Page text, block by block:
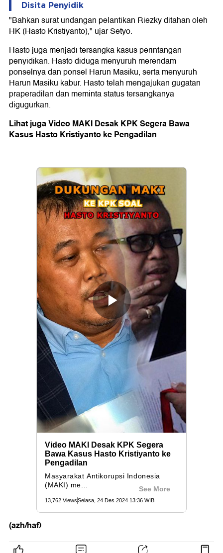
Disita Penyidik
"Bahkan surat undangan pelantikan Riezky ditahan oleh
HK (Hasto Kristiyanto)," ujar Setyo.
Hasto juga menjadi tersangka kasus perintangan
penyidikan. Hasto diduga menyuruh merendam
ponselnya dan ponsel Harun Masiku, serta menyuruh
Harun Masiku kabur. Hasto telah mengajukan gugatan
praperadilan dan meminta status tersangkanya
digugurkan.
Lihat juga Video MAKI Desak KPK Segera Bawa
Kasus Hasto Kristiyanto ke Pengadilan
(azh/haf)